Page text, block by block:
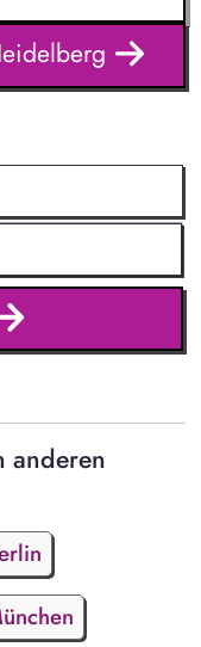
anderen